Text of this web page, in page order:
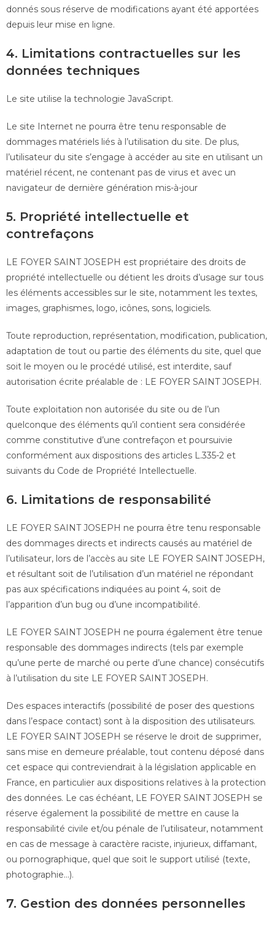
donnés sous réserve de modifications ayant été apportées
depuis leur mise en ligne.
4. Limitations contractuelles sur les
données techniques
Le site utilise la technologie JavaScript.
Le site Internet ne pourra être tenu responsable de
dommages matériels liés à l’utilisation du site. De plus,
l’utilisateur du site s’engage à accéder au site en utilisant un
matériel récent, ne contenant pas de virus et avec un
navigateur de dernière génération mis-à-jour
5. Propriété intellectuelle et
contrefaçons
LE FOYER SAINT JOSEPH est propriétaire des droits de
propriété intellectuelle ou détient les droits d’usage sur tous
les éléments accessibles sur le site, notamment les textes,
images, graphismes, logo, icônes, sons, logiciels.
Toute reproduction, représentation, modification, publication,
adaptation de tout ou partie des éléments du site, quel que
soit le moyen ou le procédé utilisé, est interdite, sauf
autorisation écrite préalable de : LE FOYER SAINT JOSEPH.
Toute exploitation non autorisée du site ou de l’un
quelconque des éléments qu’il contient sera considérée
comme constitutive d’une contrefaçon et poursuivie
conformément aux dispositions des articles L.335-2 et
suivants du Code de Propriété Intellectuelle.
6. Limitations de responsabilité
LE FOYER SAINT JOSEPH ne pourra être tenu responsable
des dommages directs et indirects causés au matériel de
l’utilisateur, lors de l’accès au site LE FOYER SAINT JOSEPH,
et résultant soit de l’utilisation d’un matériel ne répondant
pas aux spécifications indiquées au point 4, soit de
l’apparition d’un bug ou d’une incompatibilité.
LE FOYER SAINT JOSEPH ne pourra également être tenue
responsable des dommages indirects (tels par exemple
qu’une perte de marché ou perte d’une chance) consécutifs
à l’utilisation du site LE FOYER SAINT JOSEPH.
Des espaces interactifs (possibilité de poser des questions
dans l’espace contact) sont à la disposition des utilisateurs.
LE FOYER SAINT JOSEPH se réserve le droit de supprimer,
sans mise en demeure préalable, tout contenu déposé dans
cet espace qui contreviendrait à la législation applicable en
France, en particulier aux dispositions relatives à la protection
des données. Le cas échéant, LE FOYER SAINT JOSEPH se
réserve également la possibilité de mettre en cause la
responsabilité civile et/ou pénale de l’utilisateur, notamment
en cas de message à caractère raciste, injurieux, diffamant,
ou pornographique, quel que soit le support utilisé (texte,
photographie…).
7. Gestion des données personnelles